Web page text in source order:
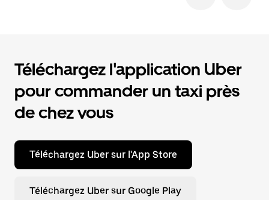
Téléchargez l'application Uber
pour commander un taxi près
de chez vous
Téléchargez Uber sur l'App Store
Téléchargez Uber sur Google Play